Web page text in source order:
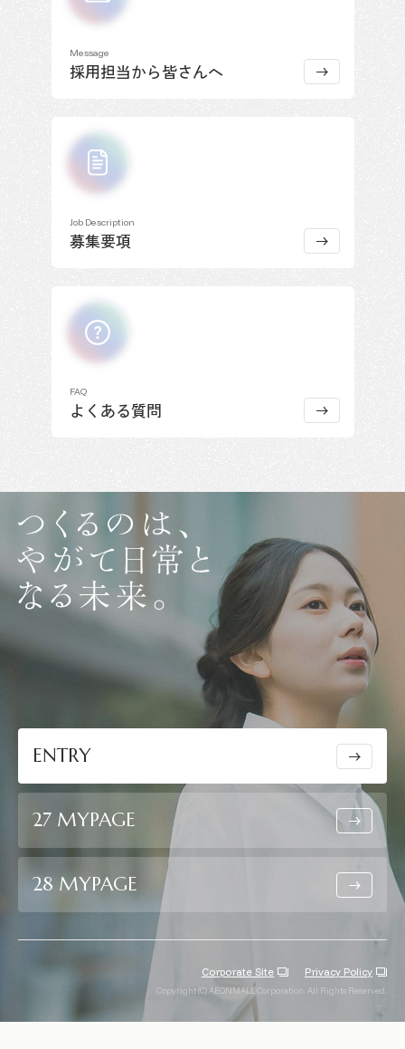
Message
採用担当から皆さんへ
Job Description
募集要項
FAQ
よくある質問
ENTRY
27 MYPAGE
28 MYPAGE
Corporate Site Privacy Policy
Copyright (C) AEONMALL Corporation. All Rights Reserved.